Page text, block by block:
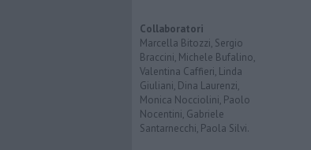
Collaboratori
Marcella Bitozzi, Sergio
Braccini, Michele Bufalino,
Valentina Caffieri, Linda
Giuliani, Dina Laurenzi,
Monica Nocciolini, Paolo
Nocentini, Gabriele
Santarnecchi, Paola Silvi.